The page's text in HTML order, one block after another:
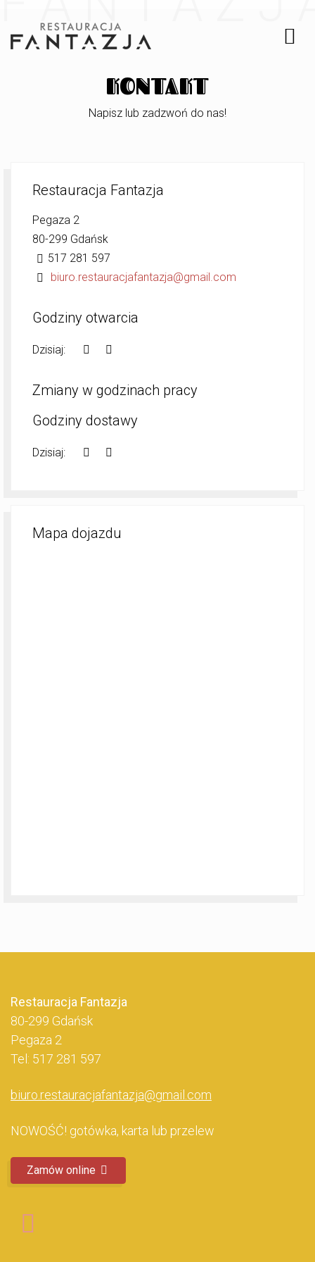
KONTAKT
Napisz lub zadzwoń do nas!
Restauracja Fantazja
Pegaza 2
80-299 Gdańsk
517 281 597
biuro.restauracjafantazja@gmail.com
Godziny otwarcia
Dzisiaj:
Zmiany w godzinach pracy
Godziny dostawy
Dzisiaj:
Mapa dojazdu
Restauracja Fantazja
80-299 Gdańsk
Pegaza 2
Tel: 517 281 597
biuro.restauracjafantazja@gmail.com
NOWOŚĆ! gotówka, karta lub przelew
Zamów online